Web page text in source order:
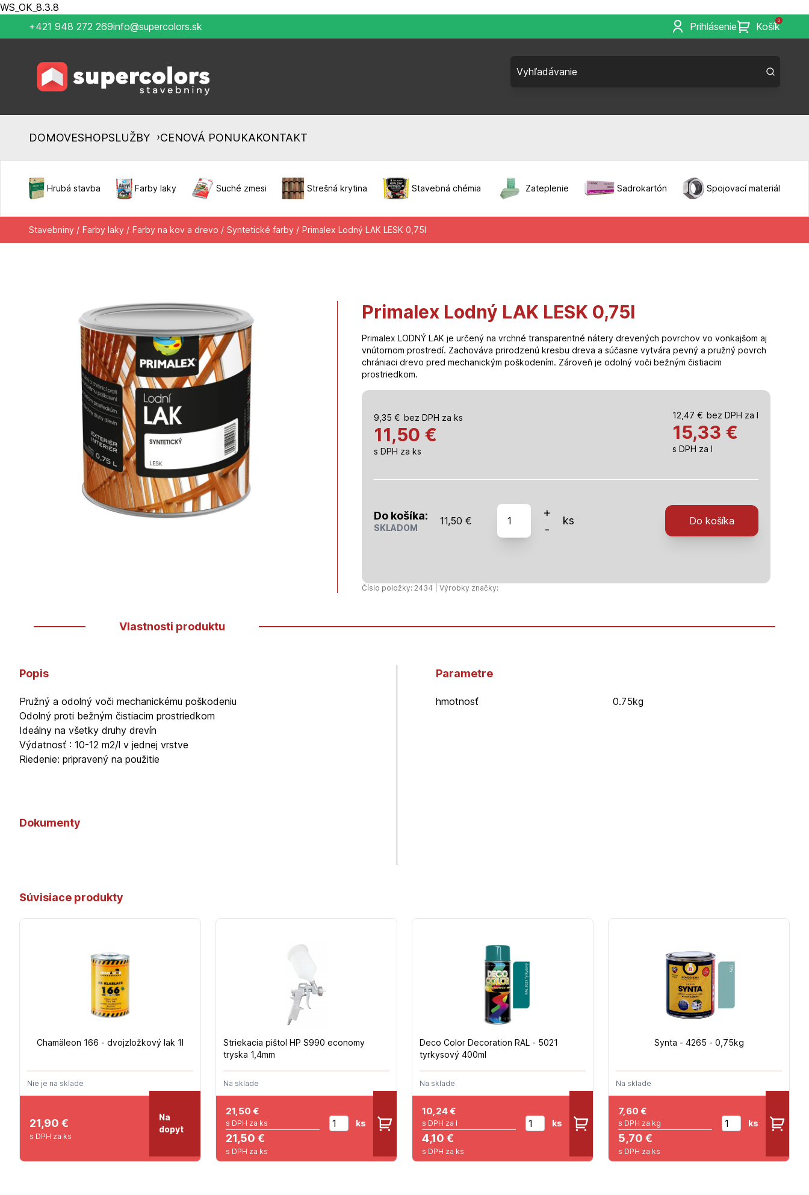
WS_OK_8.3.8
+421 948 272 269info@supercolors.sk Prihlásenie
0
Košík
DOMOVESHOPSLUŽBY ›CENOVÁ PONUKAKONTAKT
Hrubá stavba Farby laky Suché zmesi Strešná krytina Stavebná chémia Zateplenie Sadrokartón Spojovací materiál
Stavebniny / Farby laky / Farby na kov a drevo / Syntetické farby / Primalex Lodný LAK LESK 0,75l
Primalex Lodný LAK LESK 0,75l
Primalex LODNÝ LAK je určený na vrchné transparentné nátery drevených povrchov vo vonkajšom aj
vnútornom prostredí. Zachováva prirodzenú kresbu dreva a súčasne vytvára pevný a pružný povrch
chrániaci drevo pred mechanickým poškodením. Zároveň je odolný voči bežným čistiacim
prostriedkom.
9,35 € bez DPH za ks
11,50 €
s DPH za ks
12,47 € bez DPH za l
15,33 €
s DPH za l
Do košíka:
SKLADOM
11,50 €
množstvo
Primalex
Lodný
0,75l
+
-
ks Do košíka
Číslo položky: 2434 | Výrobky značky:
Vlastnosti produktu
Popis
Pružný a odolný voči mechanickému poškodeniu
Odolný proti bežným čistiacim prostriedkom
Ideálny na všetky druhy drevín
Výdatnosť : 10-12 m2/l v jednej vrstve
Riedenie: pripravený na použitie
Dokumenty
Parametre
hmotnosť 0.75kg
Súvisiace produkty
Chamäleon 166 - dvojzložkový lak 1l
Nie je na sklade
21,90 €
s DPH za ks
Na
dopyt
Striekacia pištol HP S990 economy
tryska 1,4mm
Na sklade
21,50 €
s DPH za ks
21,50 €
s DPH za ks
ks
Deco Color Decoration RAL - 5021
tyrkysový 400ml
Na sklade
10,24€
s DPH za l
4,10 €
s DPH za ks
ks
Synta - 4265 - 0,75kg
Na sklade
7,60 €
s DPH za kg
5,70 €
s DPH za ks
ks